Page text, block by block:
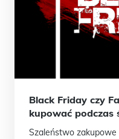
Black Friday czy
kupować podczas
Szaleństwo